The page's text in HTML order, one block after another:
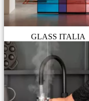
GLASS ITALIA